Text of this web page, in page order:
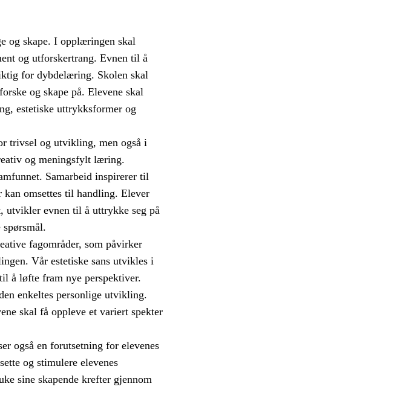
og skape. I opplæringen skal
og utforskertrang. Evnen til å
for dybdelæring. Skolen skal
og skape på. Elevene skal
estetiske uttrykksformer og
trivsel og utvikling, men også i
og meningsfylt læring.
Samarbeid inspirerer til
omsettes til handling. Elever
utvikler evnen til å uttrykke seg på
fagområder, som påvirker
Vår estetiske sans utvikles i
å løfte fram nye perspektiver.
enkeltes personlige utvikling.
skal få oppleve et variert spekter
også en forutsetning for elevenes
og stimulere elevenes
sine skapende krefter gjennom